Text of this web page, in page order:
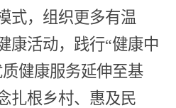
式，组织更多有温
康活动，践行“健康中
质健康服务延伸至基
扎根乡村、惠及民